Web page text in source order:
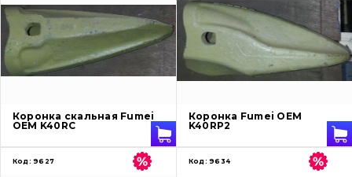
Коронка скальная Fumei
OEM K40RC
Коронка Fumei OEM
K40RP2
Код: 9627 Код: 9634